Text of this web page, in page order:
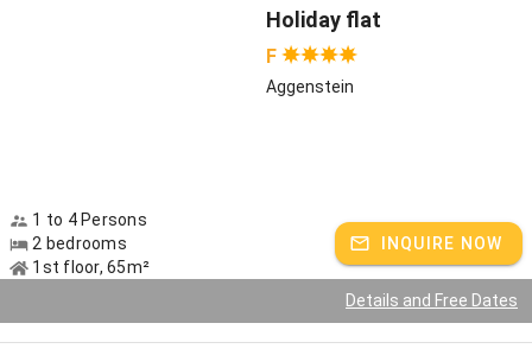
Holiday flat
F
Aggenstein
1 to 4 Persons
2 bedrooms
1st floor, 65m²
INQUIRE NOW
Details and Free Dates